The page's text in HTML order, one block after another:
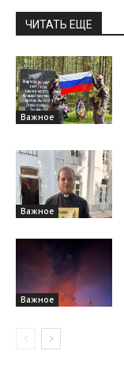
ЧИТАТЬ ЕЩЕ
Важное
Важное
Важное